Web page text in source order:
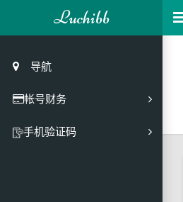
Luchibb
导航
帐号财务
充值
手机验证码